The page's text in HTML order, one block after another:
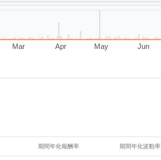
Mar Apr May Jun
期間年化報酬率 期間年化波動率